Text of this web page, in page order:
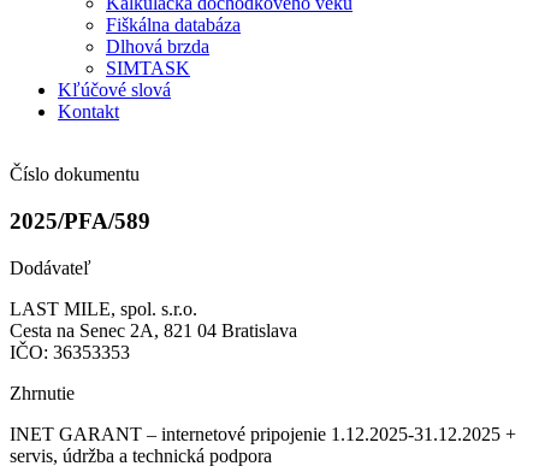
Fiškálna databáza
Dlhová brzda
SIMTASK
Kľúčové slová
Kontakt
Číslo dokumentu
2025/PFA/589
Dodávateľ
LAST MILE, spol. s.r.o.
Cesta na Senec 2A, 821 04 Bratislava
IČO: 36353353
Zhrnutie
INET GARANT – internetové pripojenie 1.12.2025-31.12.2025 +
servis, údržba a technická podpora